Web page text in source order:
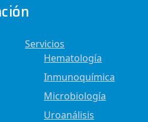
Servicios
Hematología
Inmunoquímica
Microbiología
Uroanálisis